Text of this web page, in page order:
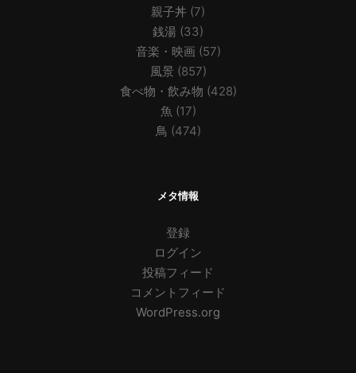
親子丼 (7)
銭湯 (33)
音楽・映画 (57)
風景(857)
食べ物・飲み物 (428)
魚 (17)
鳥 (474)
メタ情報
登録
ログイン
投稿フィード
コメントフィード
WordPress.org